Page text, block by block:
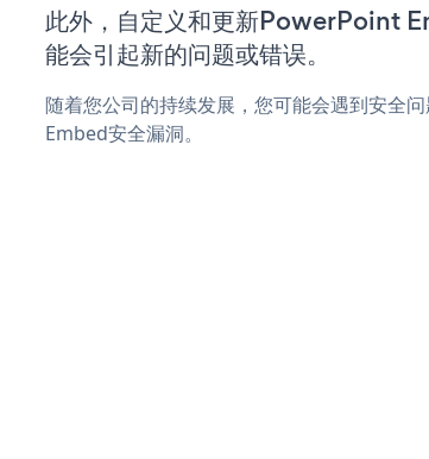
此外，自定义和更新PowerPoint
能会引起新的问题或错误。
随着您公司的持续发展，您可能会遇到安全
Embed安全漏洞。